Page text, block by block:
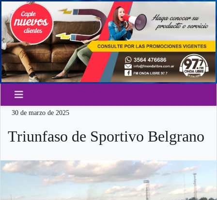
30 de marzo de 2025
Triunfaso de Sportivo Belgrano